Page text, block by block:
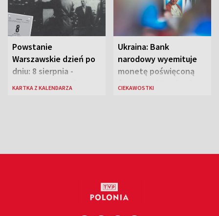
Powstanie
Warszawskie dzień po
dniu: 8 sierpnia -
rozbrzmiewa radio
KARTKA Z KALENDARZA
Ukraina: Bank
narodowy wyemituje
monetę poświęconą
św. Janowi Pawłowi II
CIEKAWOSTKI